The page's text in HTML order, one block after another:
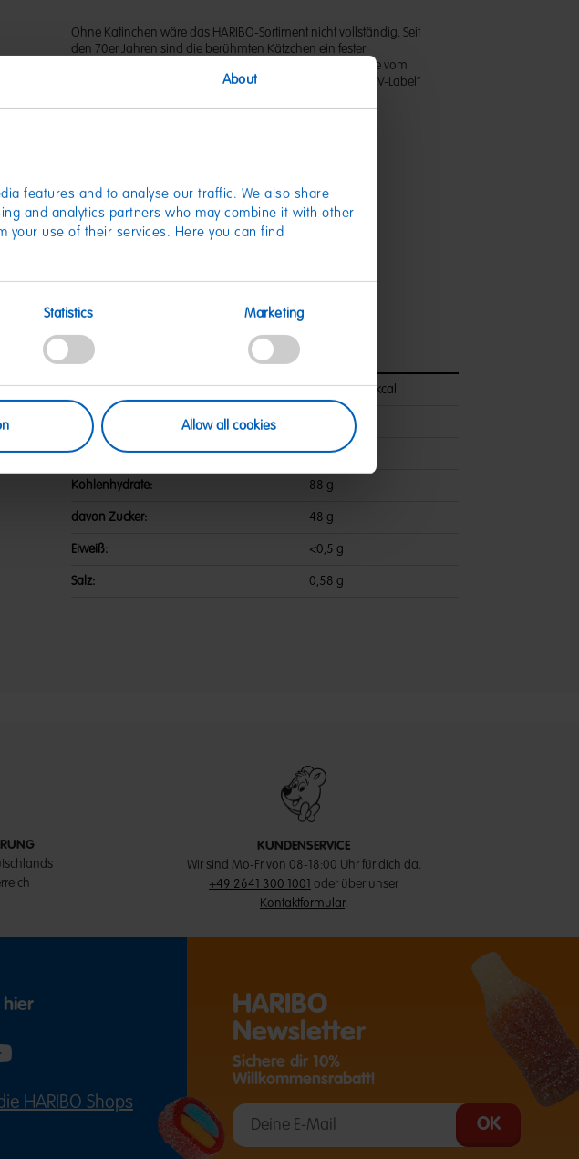
About
features and to analyse our traffic. We also share
and analytics partners who may combine it with other
your use of their services. Here you can find
Statistics Marketing
Allow all cookies
Ohne Katinchen wäre das HARIBO-Sortiment nicht vollständig. Seit
den 70er Jahren sind die berühmten Kätzchen ein fester
Bestandteil der bunten HARIBO-Welt. Dieses Produkt wurde vom
Vegetarierbund Deutschland e. V. mit dem so genannten „V-Label“
Nährwerte
Nährwerte
Energie: 1510 kJ/356 kcal
Fett:
davon gesättigte Fettsäuren: <0,1 g
Kohlenhydrate: 88 g
davon Zucker: 48 g
Eiweiß: <0,5 g
Salz: 0,58 g
KUNDENSERVICE
Wir sind Mo-Fr von 08-18:00 Uhr für dich da.
+49 2641 300 1001
oder über unser
Kontaktformular.
hier
HARIBO Shops (ÖFFNET EINE EXTERNE SEITE IN EINEM NEUEN TAB)
HARIBO
Newsletter
Sichere dir 10%
Willkommensrabatt!